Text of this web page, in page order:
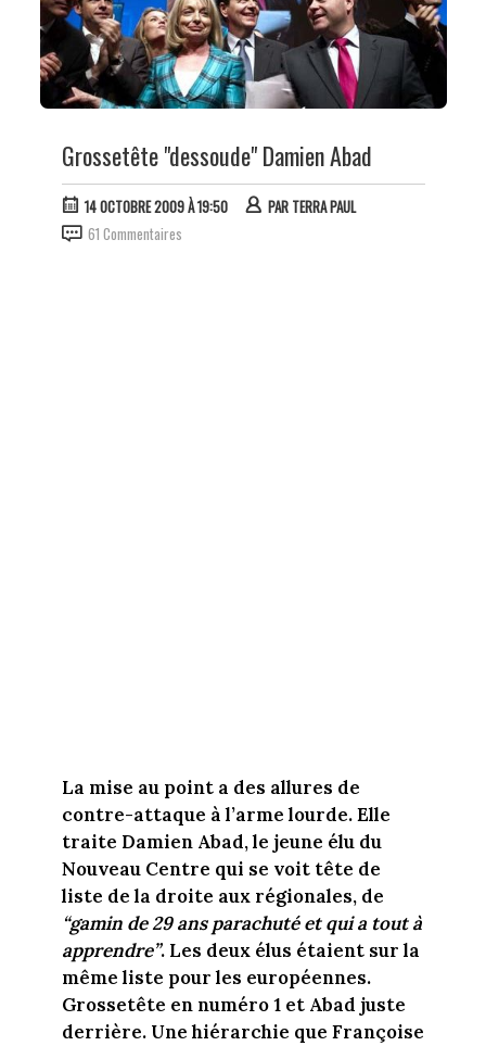
Grossetête "dessoude" Damien Abad
14 OCTOBRE 2009 À 19:50 PAR TERRA PAUL
61 Commentaires
La mise au point a des allures de
contre-attaque à l’arme lourde. Elle
traite Damien Abad, le jeune élu du
Nouveau Centre qui se voit tête de
liste de la droite aux régionales, de
“gamin de 29 ans parachuté et qui a tout à
apprendre”. Les deux élus étaient sur la
même liste pour les européennes.
Grossetête en numéro 1 et Abad juste
derrière. Une hiérarchie que Françoise